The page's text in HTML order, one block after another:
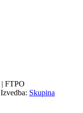
FTPO
Izvedba: Skupina